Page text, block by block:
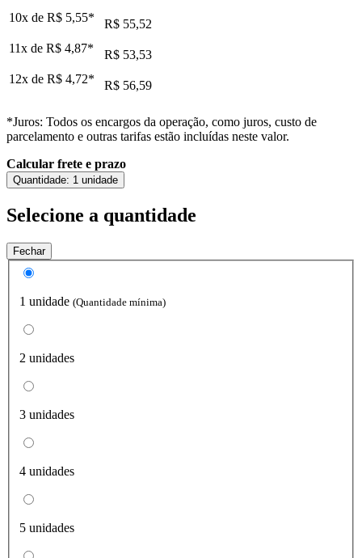
10x de R$ 5,55*
R$ 55,52
11x de R$ 4,87*
R$ 53,53
12x de R$ 4,72* R$ 56,59
*Juros: Todos os encargos da operação, como juros, custo de
parcelamento e outras tarifas estão incluídas neste valor.
Calcular frete e prazo
Quantidade: 1 unidade
Selecione a quantidade
Fechar
1 unidade (Quantidade mínima)
2 unidades
3 unidades
4 unidades
5 unidades